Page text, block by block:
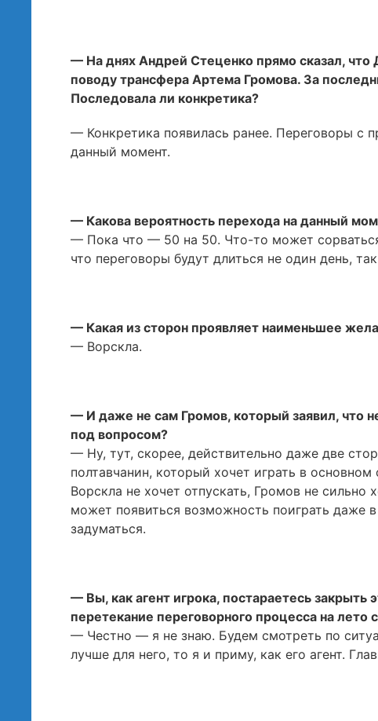
— На днях Андрей Стеценко прямо сказал, что
поводу трансфера Артема Громова. За
Последовала ли конкретика?
— Конкретика появилась ранее. Переговоры с
данный момент.
— Какова вероятность перехода на данный
— Пока что — 50 на 50. Что-то может
что переговоры будут длиться не один день,
— Какая из сторон проявляет наименьшее
— Ворскла.
— И даже не сам Громов, который заявил, что
под вопросом?
— Ну, тут, скорее, действительно даже две
полтавчанин, который хочет играть в
Ворскла не хочет отпускать, Громов не
может появиться возможность поиграть даже
задуматься.
— Вы, как агент игрока, постараетесь
перетекание переговорного процесса на лето
— Честно — я не знаю. Будем смотреть по
лучше для него, то я и приму, как его агент.